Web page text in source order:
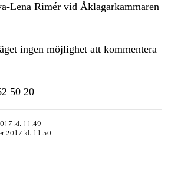
Lena Rimér vid Åklagarkammaren
ingen möjlighet att kommentera
50 20
kl. 11.49
2017 kl. 11.50